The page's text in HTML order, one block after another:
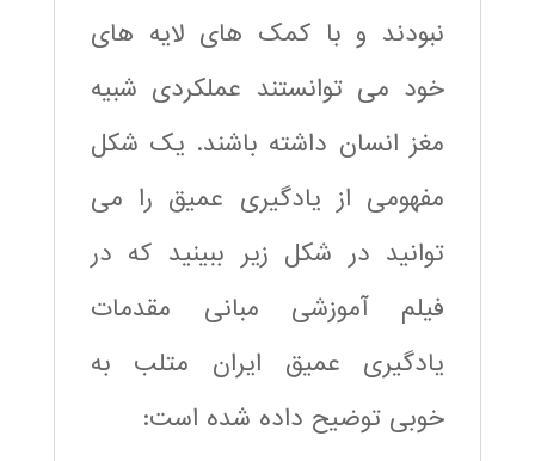
نبودند و با کمک های لایه های
خود می توانستند عملکردی شبیه
مغز انسان داشته باشند. یک شکل
مفهومی از یادگیری عمیق را می
توانید در شکل زیر ببینید که در
فیلم آموزشی مبانی مقدمات
یادگیری عمیق ایران متلب به
خوبی توضیح داده شده است: